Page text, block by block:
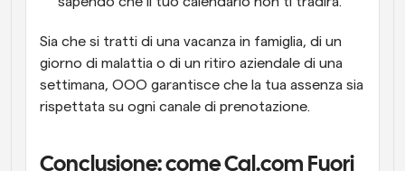
Sia che si tratti di una vacanza in famiglia, di un
giorno di malattia o di un ritiro aziendale di una
settimana, OOO garantisce che la tua assenza sia
rispettata su ogni canale di prenotazione.
Conclusione: come Cal.com Fuori